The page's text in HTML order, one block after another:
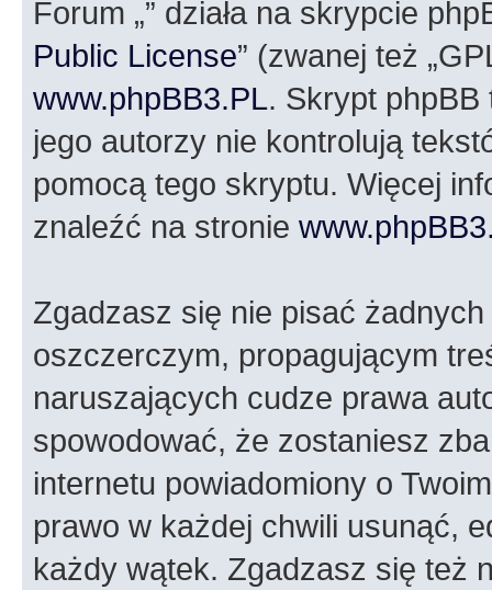
Forum „” działa na skrypcie
Public License” (zwanej też
www.phpBB3.PL. Skrypt phpBB
jego autorzy nie kontrolują
pomocą tego skryptu. Więcej
znaleźć na stronie
Zgadzasz się nie pisać
oszczerczym, propagującym
naruszających cudze prawa
spowodować, że zostaniesz
internetu powiadomiony o
prawo w każdej chwili usunąć,
każdy wątek. Zgadzasz się też